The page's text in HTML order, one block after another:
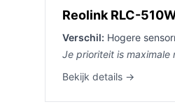
Reolink RLC-
Verschil: Hogere
Je prioriteit is
Bekijk details →